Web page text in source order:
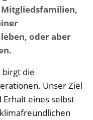
oder aber
birgt die
Unser Ziel
Erhalt eines selbst